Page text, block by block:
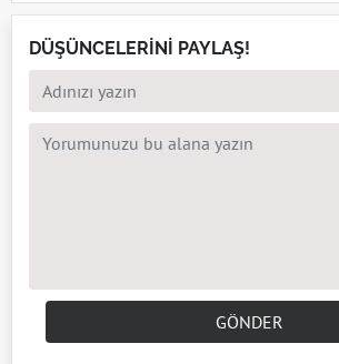
DÜŞÜNCELERİNİ PAYLAŞ!
GÖNDER